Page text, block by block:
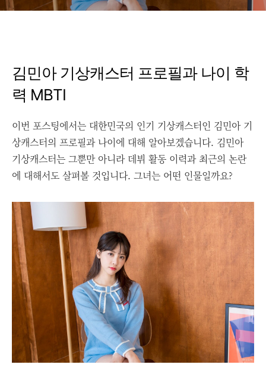
김민아 기상캐스터 프로필과 나이 학
력 MBTI
이번 포스팅에서는 대한민국의 인기 기상캐스터인 김민아 기
상캐스터의 프로필과 나이에 대해 알아보겠습니다. 김민아
기상캐스터는 그뿐만 아니라 데뷔 활동 이력과 최근의 논란
에 대해서도 살펴볼 것입니다. 그녀는 어떤 인물일까요?